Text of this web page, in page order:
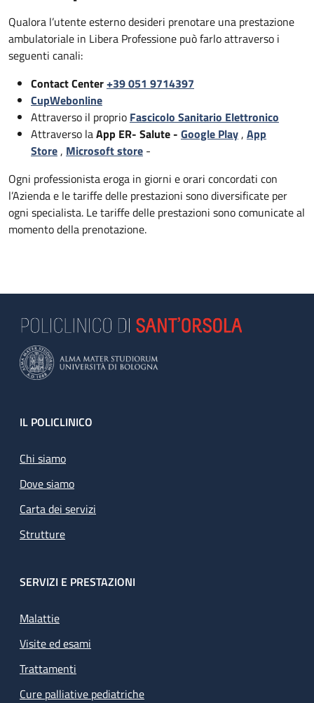
Qualora l’utente esterno desideri prenotare una prestazione
ambulatoriale in Libera Professione può farlo attraverso i
seguenti canali:
Contact Center+39 051 9714397
CupWebonline
Attraverso il proprio Fascicolo Sanitario Elettronico
Attraverso laApp ER- Salute - Google Play, App
Store, Microsoft store -
Ogni professionista eroga in giorni e orari concordati con
l’Azienda e le tariffe delle prestazioni sono diversificate per
ogni specialista. Le tariffe delle prestazioni sono comunicate al
momento della prenotazione.
Footer
IL POLICLINICO
Chi siamo
Dove siamo
Carta dei servizi
Strutture
SERVIZI E PRESTAZIONI
Malattie
Visite ed esami
Trattamenti
Cure palliative pediatriche